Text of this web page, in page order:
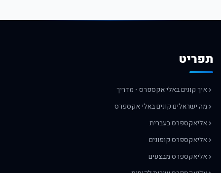
תפריט
איך קונים באלי אקספרס - מדריך
מה ישראלים קונים באלי אקספרס
אליאקספרס בעברית
אליאקספרס קופונים
אליאקספרס מבצעים